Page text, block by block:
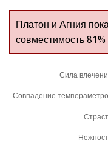
Платон и Агния
совместимость 81%